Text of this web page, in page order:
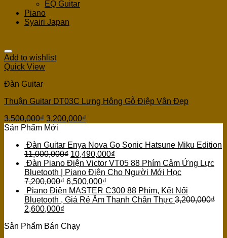
EQ Guitar
Piano
Syairi Japan
Add to wishlist
Quick View
Đàn Guitar
Thuận Guitar DT03C Lưng Hông Gỗ Điệp Vân Đẹp
3,500,000₫ 3,200,000₫
Sản Phẩm Mới
Đàn Guitar Enya Nova Go Sonic Hatsune Miku Edition
11,000,000₫ 10,490,000₫
Đàn Piano Điện Victor VT05 88 Phím Cảm Ứng Lực
Bluetooth | Piano Điện Cho Người Mới Học
7,200,000₫ 6,500,000₫
Piano Điện MASTER C300 88 Phím, Kết Nối
Bluetooth , Giá Rẻ Âm Thanh Chân Thực 3,200,000₫
2,600,000₫
Sản Phẩm Bán Chạy